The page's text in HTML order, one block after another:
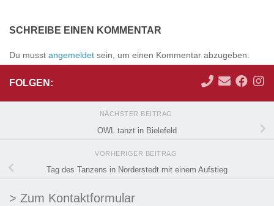
SCHREIBE EINEN KOMMENTAR
Du musst angemeldet sein, um einen Kommentar abzugeben.
FOLGEN:
NÄCHSTER BEITRAG
OWL tanzt in Bielefeld
VORHERIGER BEITRAG
Tag des Tanzens in Norderstedt mit einem Aufstieg
> Zum Kontaktformular